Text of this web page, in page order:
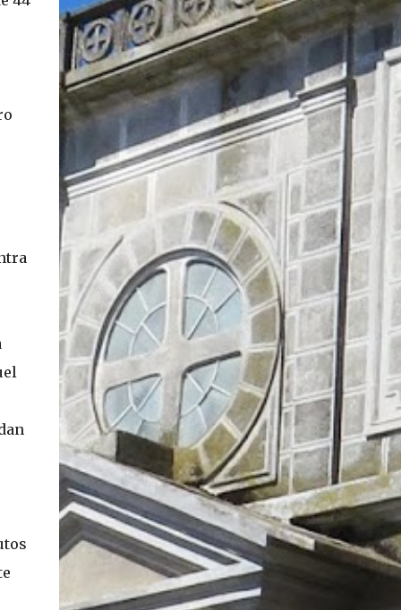
En concreto, las personas podrán acceder a
su carnet y/o pasaporte en una aplicación
móvil del Registro Civil, la cual estará
disponible en iOS y Android. El director del
Registro Civil, Omar Morales, detalló que
"quien renueve a partir del 16 de diciembre,
va a poder sacar cédula de identidad digital
y pasaporte digital. Van a tener la
funcionalidad en su celular a partir de una
app especial, que va a permitir que a través
de pruebas de vida se asegure que la
persona es quien dice ser". Morales también
detalló, en el matinal "Mucho Gusto" de
Mega, las importantes medidas de
seguridad ...